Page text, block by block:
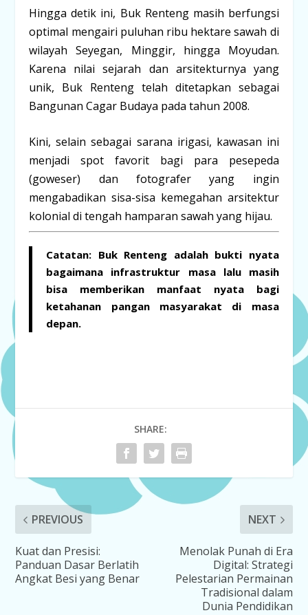
Hingga detik ini, Buk Renteng masih berfungsi
optimal mengairi puluhan ribu hektare sawah di
wilayah Seyegan, Minggir, hingga Moyudan.
Karena nilai sejarah dan arsitekturnya yang
unik, Buk Renteng telah ditetapkan sebagai
Bangunan Cagar Budaya pada tahun 2008.
Kini, selain sebagai sarana irigasi, kawasan ini
menjadi spot favorit bagi para pesepeda
(goweser) dan fotografer yang ingin
mengabadikan sisa-sisa kemegahan arsitektur
kolonial di tengah hamparan sawah yang hijau.
Catatan: Buk Renteng adalah bukti nyata
bagaimana infrastruktur masa lalu masih
bisa memberikan manfaat nyata bagi
ketahanan pangan masyarakat di masa
depan.
SHARE:
PREVIOUS
Kuat dan Presisi:
Panduan Dasar Berlatih
Angkat Besi yang Benar
NEXT
Menolak Punah di Era
Digital: Strategi
Pelestarian Permainan
Tradisional dalam
Dunia Pendidikan